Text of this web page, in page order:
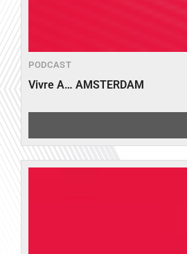
PODCAST
Vivre A… AMSTERDAM